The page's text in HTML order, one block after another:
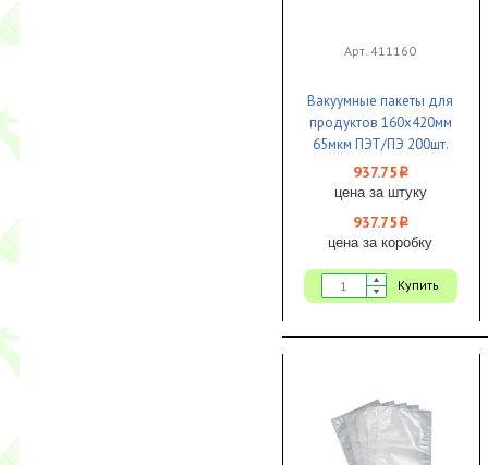
Арт. 411160
Вакуумные пакеты для
продуктов 160х420мм
65мкм ПЭТ/ПЭ 200шт.
1/13
937.75 i
цена за штуку
937.75 i
цена за коробку
Купить